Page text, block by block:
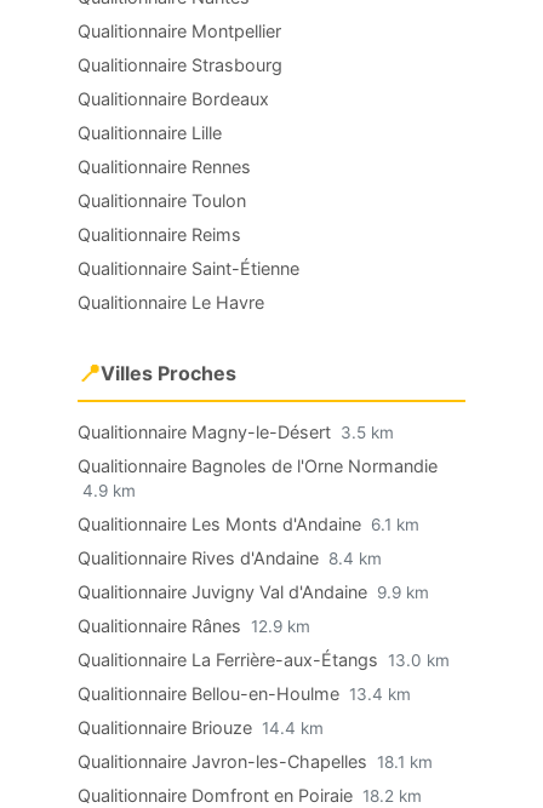
Qualitionnaire Montpellier
Qualitionnaire Strasbourg
Qualitionnaire Bordeaux
Qualitionnaire Lille
Qualitionnaire Rennes
Qualitionnaire Toulon
Qualitionnaire Reims
Qualitionnaire Saint-Étienne
Qualitionnaire Le Havre
📍Villes Proches
Qualitionnaire Magny-le-Désert 3.5 km
Qualitionnaire Bagnoles de l'Orne Normandie
4.9 km
Qualitionnaire Les Monts d'Andaine 6.1 km
Qualitionnaire Rives d'Andaine 8.4 km
Qualitionnaire Juvigny Val d'Andaine 9.9 km
Qualitionnaire Rânes 12.9 km
Qualitionnaire La Ferrière-aux-Étangs 13.0 km
Qualitionnaire Bellou-en-Houlme 13.4 km
Qualitionnaire Briouze 14.4 km
Qualitionnaire Javron-les-Chapelles 18.1 km
Qualitionnaire Domfront en Poiraie 18.2 km